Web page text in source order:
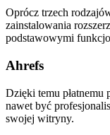
Oprócz trzech
zainstalowania
podstawowymi
Ahrefs
Dzięki temu płatnemu
nawet być
swojej witryny.